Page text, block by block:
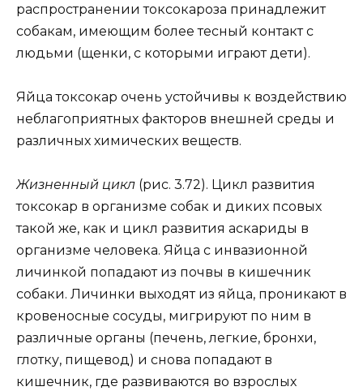
распространении токсокароза принадлежит
собакам, имеющим более тесный контакт с
людьми (щенки, с которыми играют дети).
Яйца токсокар очень устойчивы к воздействию
неблагоприятных факторов внешней среды и
различных химических веществ.
Жизненный цикл (рис. 3.72). Цикл развития
токсокар в организме собак и диких псовых
такой же, как и цикл развития аскариды в
организме человека. Яйца с инвазионной
личинкой попадают из почвы в кишечник
собаки. Личинки выходят из яйца, проникают в
кровеносные сосуды, мигрируют по ним в
различные органы (печень, легкие, бронхи,
глотку, пищевод) и снова попадают в
кишечник, где развиваются во взрослых